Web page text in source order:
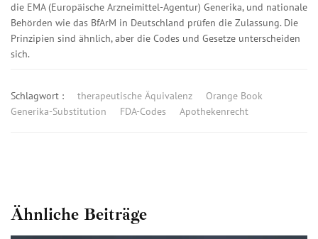
die EMA (Europäische Arzneimittel-Agentur) Generika, und nationale
Behörden wie das BfArM in Deutschland prüfen die Zulassung. Die
Prinzipien sind ähnlich, aber die Codes und Gesetze unterscheiden
sich.
Schlagwort : therapeutische Äquivalenz
Orange Book
Generika-Substitution
FDA-Codes Apothekenrecht
Ähnliche Beiträge